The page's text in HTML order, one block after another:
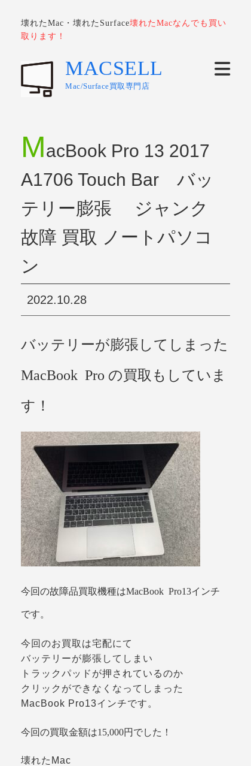
壊れたMac・壊れたSurface壊れたMacなんでも買い
取ります！
MACSELL
Mac/Surface買取専門店
MacBook Pro 13 2017
A1706 Touch Bar バッ
テリー膨張 ジャンク
故障 買取 ノートパソコ
ン
2022.10.28
バッテリーが膨張してしまった
MacBook Pro の買取もしていま
す！
今回の故障品買取機種はMacBook Pro13インチ
です。
今回のお買取は宅配にて
バッテリーが膨張してしまい
トラックパッドが押されているのか
クリックができなくなってしまった
MacBook Pro13インチです。
今回の買取金額は15,000円でした！
壊れたMac